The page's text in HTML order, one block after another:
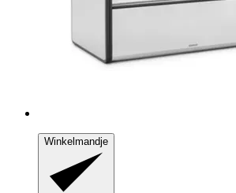
Winkelmandje